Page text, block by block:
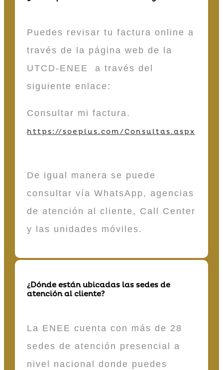
Puedes revisar tu factura online a
través de la página web de la
UTCD-ENEE a través del
siguiente enlace:
Consultar mi factura.
https://soeplus.com/Consultas.aspx
De igual manera se puede
consultar vía WhatsApp, agencias
de atención al cliente, Call Center
y las unidades móviles.
¿Dónde están ubicadas las sedes de
atención al cliente?
La ENEE cuenta con más de 28
sedes de atención presencial a
nivel nacional donde puedes